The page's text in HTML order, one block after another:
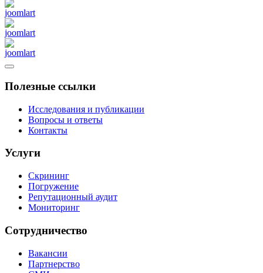
Полезные ссылки
Исследования и публикации
Вопросы и ответы
Контакты
Услуги
Скрининг
Погружение
Репутационный аудит
Мониторинг
Сотрудничество
Вакансии
Партнерство